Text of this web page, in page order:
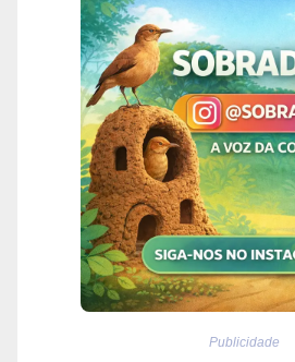
Publicidade